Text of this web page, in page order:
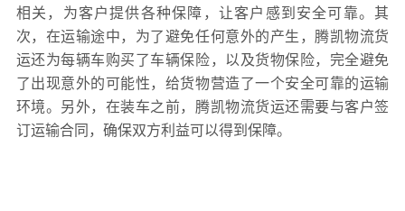
相关，为客户提供各种保障，让客户感到安全可靠。其
次，在运输途中，为了避免任何意外的产生，腾凯物流货
运还为每辆车购买了车辆保险，以及货物保险，完全避免
了出现意外的可能性，给货物营造了一个安全可靠的运输
环境。另外，在装车之前，腾凯物流货运还需要与客户签
订运输合同，确保双方利益可以得到保障。